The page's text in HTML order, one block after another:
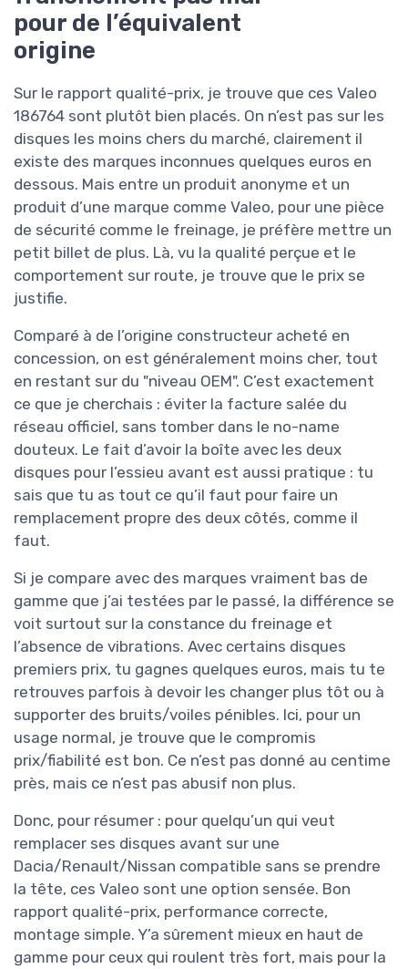
pour de l’équivalent
origine
Sur le rapport qualité-prix, je trouve que ces Valeo
186764 sont plutôt bien placés. On n’est pas sur les
disques les moins chers du marché, clairement il
existe des marques inconnues quelques euros en
dessous. Mais entre un produit anonyme et un
produit d’une marque comme Valeo, pour une pièce
de sécurité comme le freinage, je préfère mettre un
petit billet de plus. Là, vu la qualité perçue et le
comportement sur route, je trouve que le prix se
justifie.
Comparé à de l’origine constructeur acheté en
concession, on est généralement moins cher, tout
en restant sur du "niveau OEM". C’est exactement
ce que je cherchais : éviter la facture salée du
réseau officiel, sans tomber dans le no-name
douteux. Le fait d’avoir la boîte avec les deux
disques pour l’essieu avant est aussi pratique : tu
sais que tu as tout ce qu’il faut pour faire un
remplacement propre des deux côtés, comme il
faut.
Si je compare avec des marques vraiment bas de
gamme que j’ai testées par le passé, la différence se
voit surtout sur la constance du freinage et
l’absence de vibrations. Avec certains disques
premiers prix, tu gagnes quelques euros, mais tu te
retrouves parfois à devoir les changer plus tôt ou à
supporter des bruits/voiles pénibles. Ici, pour un
usage normal, je trouve que le compromis
prix/fiabilité est bon. Ce n’est pas donné au centime
près, mais ce n’est pas abusif non plus.
Donc, pour résumer : pour quelqu’un qui veut
remplacer ses disques avant sur une
Dacia/Renault/Nissan compatible sans se prendre
la tête, ces Valeo sont une option sensée. Bon
rapport qualité-prix, performance correcte,
montage simple. Y’a sûrement mieux en haut de
gamme pour ceux qui roulent très fort, mais pour la